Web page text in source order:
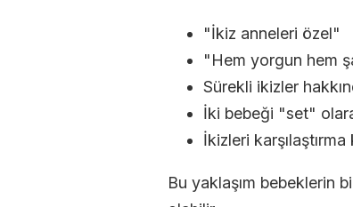
"İkiz anneleri özel"
"Hem yorgun hem
Sürekli ikizler
İki bebeği "set"
İkizleri karşılaştırma
Bu yaklaşım bebeklerin